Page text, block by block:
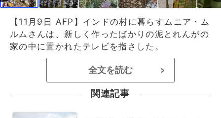
【11月9日 AFP】インドの村に暮らすムニア・ム
ルムさんは、新しく作ったばかりの泥とれんがの
家の中に置かれたテレビを指さした。
全文を読む >
関連記事